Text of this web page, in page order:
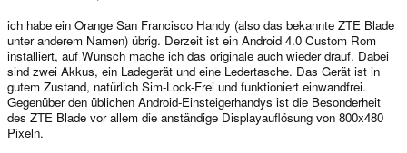
ich habe ein Orange San Francisco Handy (also das bekannte ZTE Blade
unter anderem Namen) übrig. Derzeit ist ein Android 4.0 Custom Rom
installiert, auf Wunsch mache ich das originale auch wieder drauf. Dabei
sind zwei Akkus, ein Ladegerät und eine Ledertasche. Das Gerät ist in
gutem Zustand, natürlich Sim-Lock-Frei und funktioniert einwandfrei.
Gegenüber den üblichen Android-Einsteigerhandys ist die Besonderheit
des ZTE Blade vor allem die anständige Displayauflösung von 800x480
Pixeln.